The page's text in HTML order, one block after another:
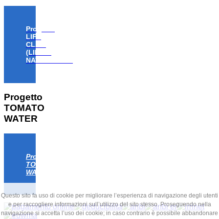
Progetto
LIFE
CLAW
(LIFE18
NAT/IT/000806)
Progetto
TOMATO
WATER
Progetto
TOMATO
WATER
Questo sito fa uso di cookie per migliorare l’esperienza di navigazione degli utenti
e per raccogliere informazioni sull’utilizzo del sito stesso. Proseguendo nella
navigazione si accetta l’uso dei cookie; in caso contrario è possibile abbandonare